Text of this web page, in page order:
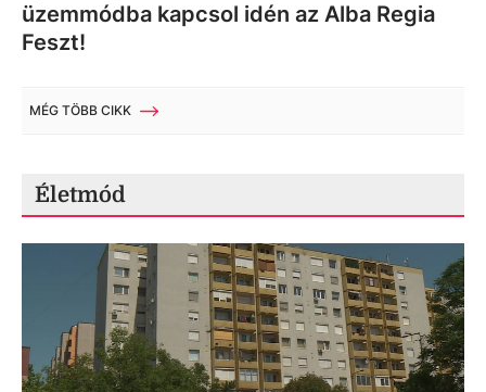
üzemmódba kapcsol idén az Alba Regia
Feszt!
MÉG TÖBB CIKK
Életmód